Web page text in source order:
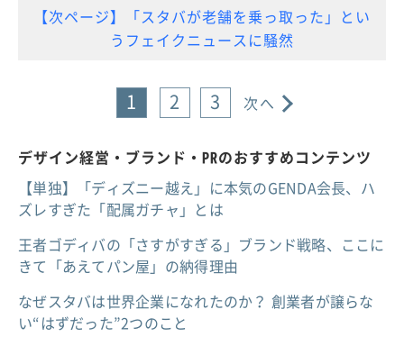
【次ページ】「スタバが老舗を乗っ取った」とい
うフェイクニュースに騒然
1 2 3 次へ
デザイン経営・ブランド・PRのおすすめコンテンツ
【単独】「ディズニー越え」に本気のGENDA会長、ハ
ズレすぎた「配属ガチャ」とは
王者ゴディバの「さすがすぎる」ブランド戦略、ここに
きて「あえてパン屋」の納得理由
なぜスタバは世界企業になれたのか？ 創業者が譲らな
い“はずだった”2つのこと